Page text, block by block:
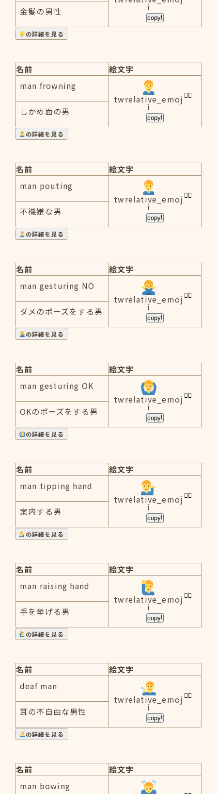
i
copy!
金髪の男性
の詳細を見る
名前
絵文字
man frowning
twrelative_emoj
i
copy!
しかめ面の男
の詳細を見る
名前
絵文字
man pouting
twrelative_emoj
i
copy!
不機嫌な男
の詳細を見る
名前
絵文字
man gesturing NO
twrelative_emoj
i
copy!
ダメのポーズをする男
の詳細を見る
名前
絵文字
man gesturing OK
twrelative_emoj
i
copy!
OKのポーズをする男
の詳細を見る
名前
絵文字
man tipping hand
twrelative_emoj
i
copy!
案内する男
の詳細を見る
名前
絵文字
man raising hand
twrelative_emoj
i
copy!
手を挙げる男
の詳細を見る
名前
絵文字
deaf man
twrelative_emoj
i
copy!
耳の不自由な男性
の詳細を見る
名前
絵文字
man bowing